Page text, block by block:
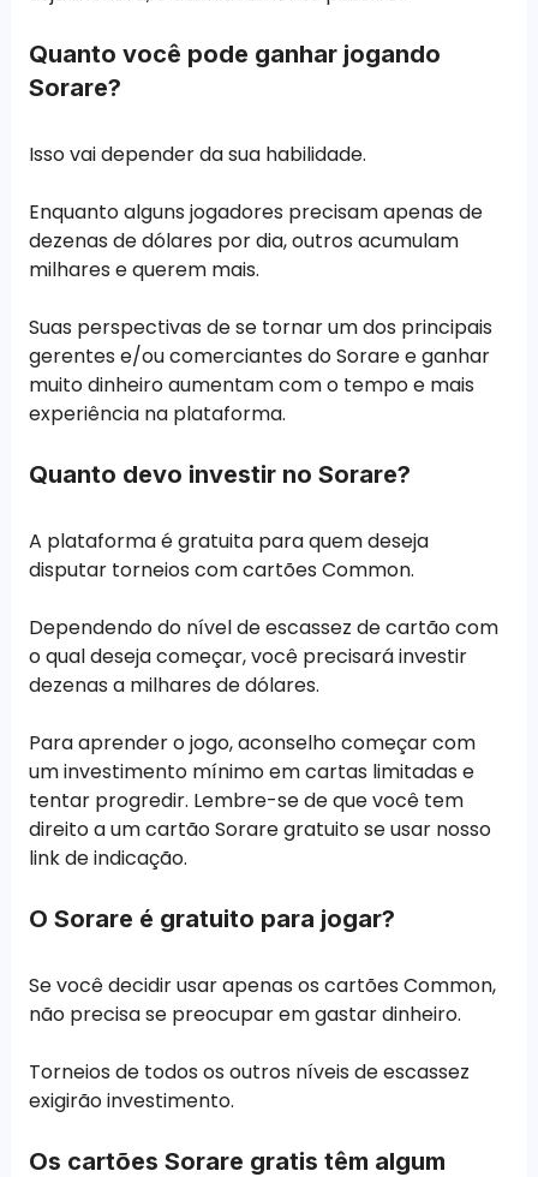
Quanto você pode ganhar jogando
Sorare?
Isso vai depender da sua habilidade.
Enquanto alguns jogadores precisam apenas de
dezenas de dólares por dia, outros acumulam
milhares e querem mais.
Suas perspectivas de se tornar um dos principais
gerentes e/ou comerciantes do Sorare e ganhar
muito dinheiro aumentam com o tempo e mais
experiência na plataforma.
Quanto devo investir no Sorare?
A plataforma é gratuita para quem deseja
disputar torneios com cartões Common.
Dependendo do nível de escassez de cartão com
o qual deseja começar, você precisará investir
dezenas a milhares de dólares.
Para aprender o jogo, aconselho começar com
um investimento mínimo em cartas limitadas e
tentar progredir. Lembre-se de que você tem
direito a um cartão Sorare gratuito se usar nosso
link de indicação.
O Sorare é gratuito para jogar?
Se você decidir usar apenas os cartões Common,
não precisa se preocupar em gastar dinheiro.
Torneios de todos os outros níveis de escassez
exigirão investimento.
Os cartões Sorare gratis têm algum